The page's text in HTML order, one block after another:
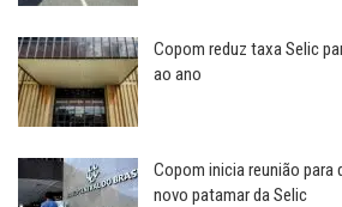
Copom reduz taxa Selic
ao ano
Copom inicia reunião para
novo patamar da Selic